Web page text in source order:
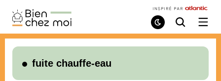
Bien
Chez
Moi
Mode
de
Recherche
/
le
fuite chauffe-eau